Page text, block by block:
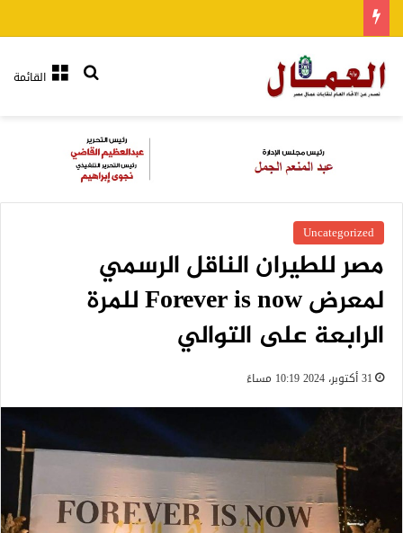
القائمةبحث عن
Uncategorized
مصر للطيران الناقل الرسمي
لمعرض Forever is now للمرة
الرابعة على التوالي
31 أكتوبر، 2024 10:19 مساءً